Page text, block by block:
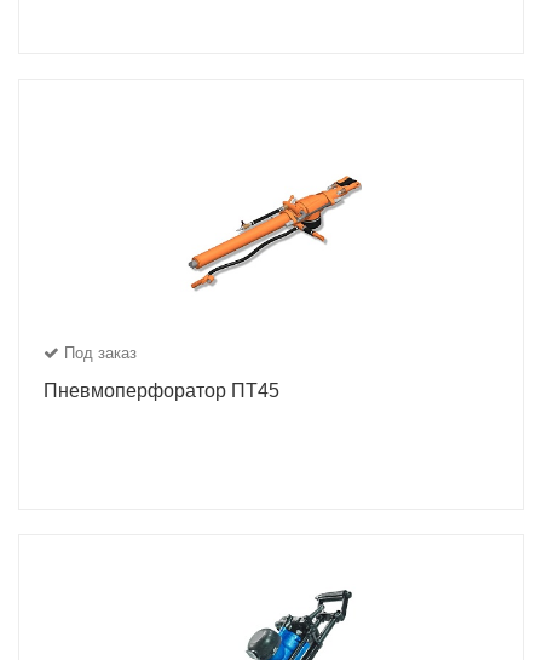
Под заказ
Пневмоперфоратор ПТ45